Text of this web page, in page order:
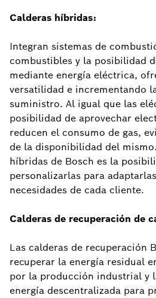
Calderas híbridas:
Integran sistemas de
combustibles y la posibilidad
mediante energía eléctrica,
versatilidad e incrementando
suministro. Al igual que las
posibilidad de aprovechar
reducen el consumo de gas,
de la disponibilidad del
híbridas de Bosch es la
personalizarlas para
necesidades de cada cliente.
Calderas de recuperación de
Las calderas de recuperación
recuperar la energía residual
por la producción industrial y
energía descentralizada para